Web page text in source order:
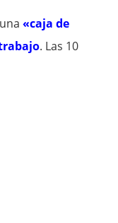
«caja de
. Las 10